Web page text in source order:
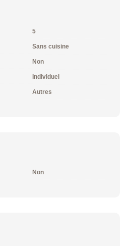
5
Sans cuisine
Non
Individuel
Autres
Non